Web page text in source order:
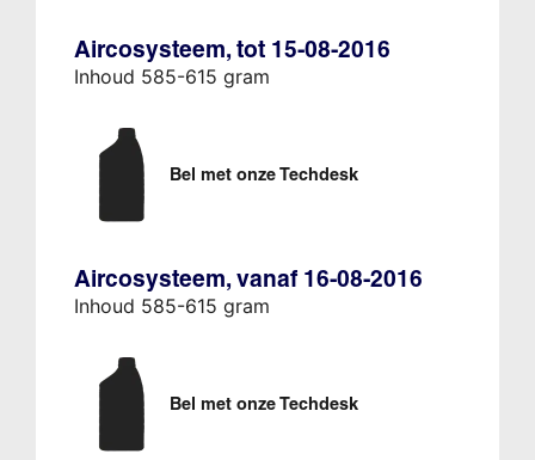
Aircosysteem, tot 15-08-2016
Inhoud 585-615 gram
Bel met onze Techdesk
Aircosysteem, vanaf 16-08-2016
Inhoud 585-615 gram
Bel met onze Techdesk